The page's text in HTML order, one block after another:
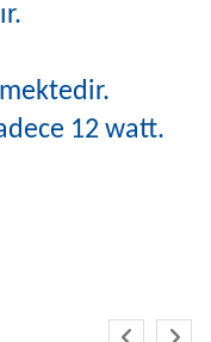
12 watt.